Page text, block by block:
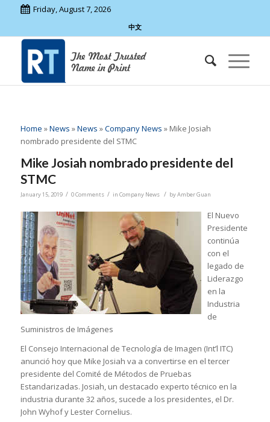
Friday, August 7, 2026
中文
Home »News »News »Company News » Mike Josiah
nombrado presidente del STMC
Mike Josiah nombrado presidente del
STMC
January 15, 2019 / 0 Comments / in Company News / byAmber Guan
El Nuevo
Presidente
continúa
con el
legado de
Liderazgo
en la
Industria
de
Suministros de Imágenes
El Consejo Internacional de Tecnología de Imagen (Int’l ITC)
anunció hoy que Mike Josiah va a convertirse en el tercer
presidente del Comité de Métodos de Pruebas
Estandarizadas. Josiah, un destacado experto técnico en la
industria durante 32 años, sucede a los presidentes, el Dr.
John Wyhof y Lester Cornelius.